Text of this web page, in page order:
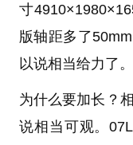
寸
版轴距多了
以说相当给力了。
为什么要加长？
说相当可观。